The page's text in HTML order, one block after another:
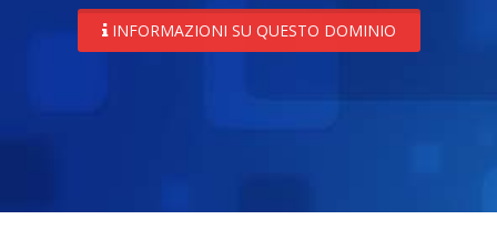
INFORMAZIONI SU QUESTO DOMINIO